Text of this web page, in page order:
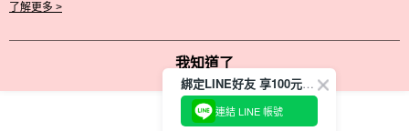
用條款之 Cookie 聲明使用 cookie。
了解更多 >
我知道了
綁定LINE好友 享100元折價券
連結 LINE 帳號